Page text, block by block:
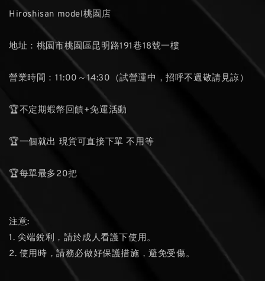
Hiroshisan model桃園店
地址：桃園市桃園區昆明路191巷18號一樓
營業時間：11:00～14:30（試營運中，招呼不週敬請見諒）
🏆不定期蝦幣回饋+免運活動
🏆一個就出 現貨可直接下單 不用等
🏆每單最多20把
注意:
1. 尖端銳利，請於成人看護下使用。
2. 使用時，請務必做好保護措施，避免受傷。